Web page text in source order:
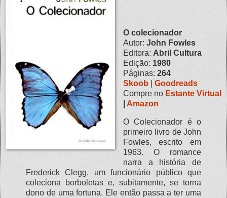
O colecionador
Autor: John Fowles
Editora: Abril Cultura
Edição: 1980
Páginas: 264
Skoob| Goodreads
Compre no Estante Virtual
Amazon
O Colecionador é o
primeiro livro de John
Fowles, escrito em
1963. O romance
narra a história de
Frederick Clegg, um funcionário público que
coleciona borboletas e, subitamente, se torna
dono de uma fortuna. Ele então passa a ter uma